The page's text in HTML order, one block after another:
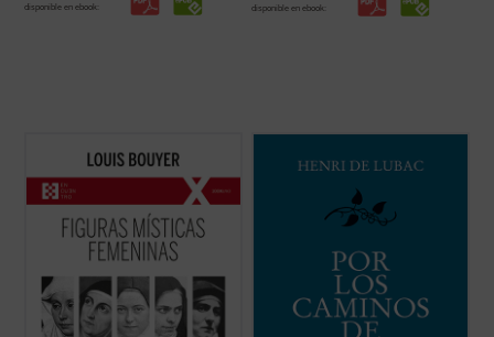
disponible en ebook: disponible en ebook:
Desde Hadewijch de Amberes hasta Edith
Stein, pasando por Teresa de Ávila, Teresa
del Niño Jesús e Isabel de la Trinidad: cinco
místicas, cinco personalidades
excepcionales, que impulsan un
renacimiento interior necesario para la
Iglesia tanto ...(ver ficha)
fascinantes de lasObras de Henri de
llamada apasionada al rigor y la hondura
que han de caracterizar el quehacer
teológico de todos los tiempos, sino ...